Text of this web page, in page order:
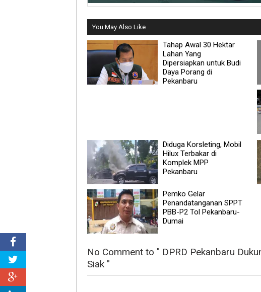
You May Also Like
Tahap Awal 30 Hektar
Lahan Yang
Dipersiapkan untuk Budi
Daya Porang di
Pekanbaru
Diduga Korsleting, Mobil
Hilux Terbakar di
Komplek MPP
Pekanbaru
Pemko Gelar
Penandatanganan SPPT
PBB-P2 Tol Pekanbaru-
Dumai
No Comment to " DPRD Pekanbaru
Siak "